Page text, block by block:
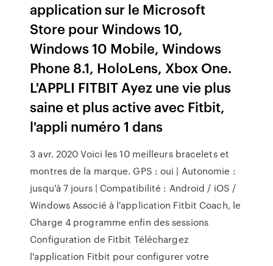
application sur le Microsoft
Store pour Windows 10,
Windows 10 Mobile, Windows
Phone 8.1, HoloLens, Xbox One.
L'APPLI FITBIT Ayez une vie plus
saine et plus active avec Fitbit,
l'appli numéro 1 dans
3 avr. 2020 Voici les 10 meilleurs bracelets et
montres de la marque. GPS : oui | Autonomie :
jusqu'à 7 jours | Compatibilité : Android / iOS /
Windows Associé à l'application Fitbit Coach, le
Charge 4 programme enfin des sessions
Configuration de Fitbit Téléchargez
l'application Fitbit pour configurer votre